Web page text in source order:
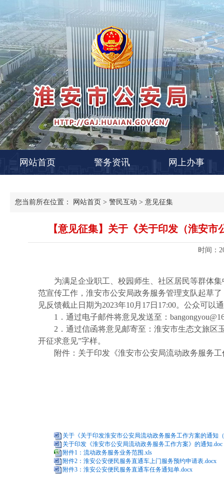
网站首页 警务资讯 网上办事
您当前所在位置： 网站首页 > 警民互动 > 意见征集
【意见征集】关于《关于印发（淮安
时间
为满足企业职工、校园师生、社区居民等群体
范宣传工作，淮安市公安局政务服务管理支队起草
见反馈截止日期为2023年10月17日17:00。公众可以
1．通过电子邮件将意见发送至：
2．通过信函将意见邮寄至：淮安市生态文旅区
开征求意见”字样。
附件：关于印发《淮安市公安局流动政务服务
关于《关于印发淮安市公安局流动政务服务工作方案的通知
关于印发《淮安市公安局流动政务服务工作方案》的通知.doc
附件1：流动政务服务业务范围.xls
附件2：淮安公安便民服务直通车上门服务预约申请表.docx
附件3：淮安公安便民服务直通车任务通知单.docx